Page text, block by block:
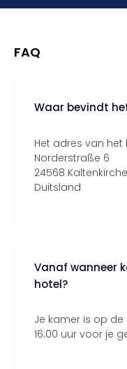
FAQ
Waar bevindt
Het adres van het
Norderstraße 6
24568
Duitsland
Vanaf wanneer
hotel?
Je kamer is op
16:00 uur voor je